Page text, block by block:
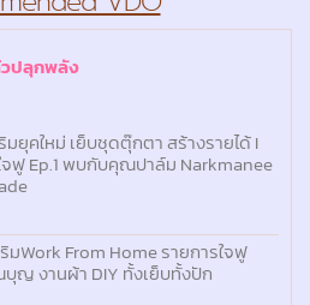
วปลุกพลัง
มยุคใหม่ เย็บชุดตุ๊กตา สร้างรายได้ I
จฟู Ep.1 พบกับคุณปาล์ม Narkmanee
มWork From Home รายการใจฟู
ญ งานผ้า DIY ทั้งเย็บทั้งปัก